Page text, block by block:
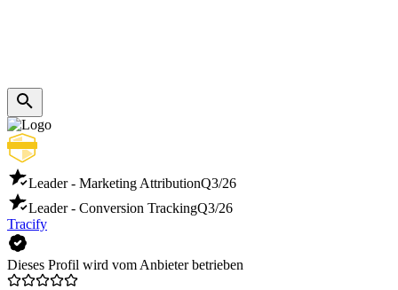
Leader - Marketing AttributionQ3/26
Leader - Conversion TrackingQ3/26
Tracify
Dieses Profil wird vom Anbieter betrieben